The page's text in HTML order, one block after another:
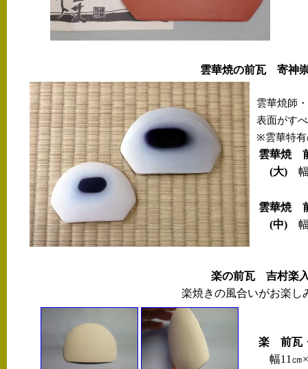
雲華焼の前瓦 寄神
雲華焼師
表面がす
※雲華特有
雲華焼
(大) 幅
雲華焼
(中) 幅
楽の前瓦 吉村楽
楽焼きの風合いがお楽し
楽 前瓦
幅11㎝